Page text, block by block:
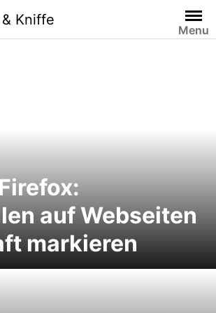
Kniffe
Menu
auf Webseiten
markieren